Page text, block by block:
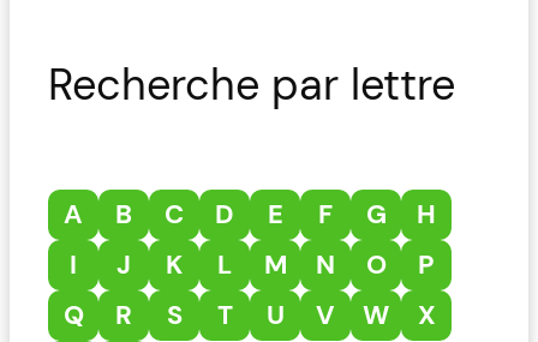
Recherche par lettre
A B C D E F G
H
I
J K L M N O
P
Q
R S T U V W
X